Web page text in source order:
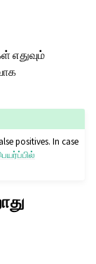
எதுவும்
positives. In case